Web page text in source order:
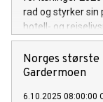
og høy
hotellene til
med
Thon Hotels, sier
Hotels.
rad og styrker
hotell- og
Norges
Gardermoen
6.10.2025 08:00:00